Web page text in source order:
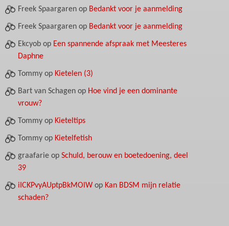
Freek Spaargaren op Bedankt voor je aanmelding
Freek Spaargaren op Bedankt voor je aanmelding
Ekcyob op Een spannende afspraak met Meesteres
Daphne
Tommy op Kietelen (3)
Bart van Schagen op Hoe vind je een dominante
vrouw?
Tommy op Kieteltips
Tommy op Kietelfetish
graafarie op Schuld, berouw en boetedoening, deel
39
iICKPvyAUptpBkMOlW op Kan BDSM mijn relatie
schaden?